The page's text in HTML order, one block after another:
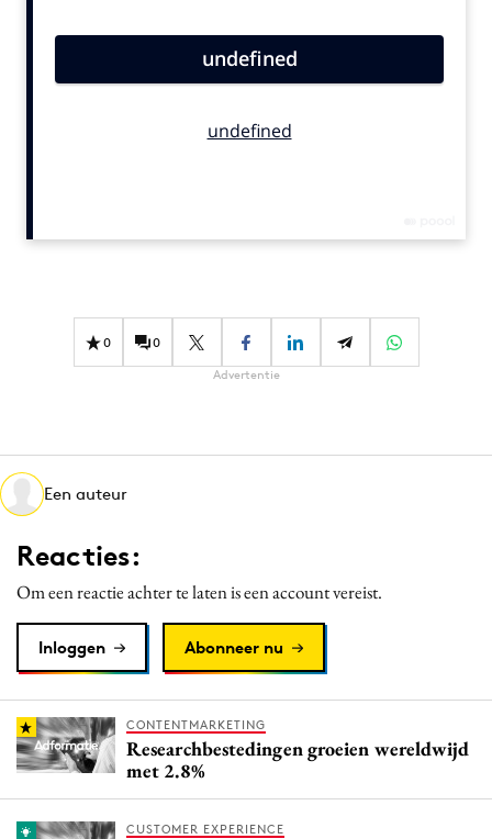
Carriere
Diversiteit
Interne communicatie
Martech
Media
Merkstrategie
PR
Purpose Marketing
Reputatie & crisis
0 0
Advertentie
Een auteur
Reacties:
Om een reactie achter te laten is een account vereist.
Inloggen Abonneer nu
CONTENTMARKETING
Researchbestedingen groeien wereldwijd
met 2.8%
CUSTOMER EXPERIENCE